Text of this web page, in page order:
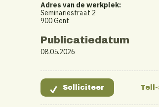
Adres van de werkplek:
Seminariestraat 2
900 Gent
Publicatiedatum
08.05.2026